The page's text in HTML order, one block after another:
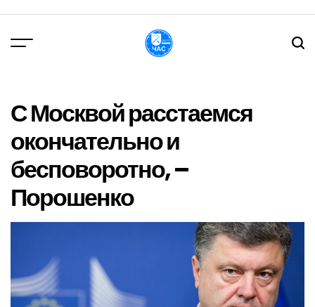
вмісту
С Москвой расстаемся
окончательно и
бесповоротно, –
Порошенко